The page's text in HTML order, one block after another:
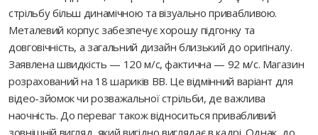
стрільбу більш динамічною та візуально привабливою.
Металевий корпус забезпечує хорошу підгонку та
довговічність, а загальний дизайн близький до оригіналу.
Заявлена швидкість — 120 м/с, фактична — 92 м/с. Магазин
розрахований на 18 шариків BB. Це відмінний варіант для
відео-зйомок чи розважальної стрільби, де важлива
наочність. До переваг також відноситься привабливий
зовнішній вигляд, який вигідно виглядає в кадрі. Однак, до